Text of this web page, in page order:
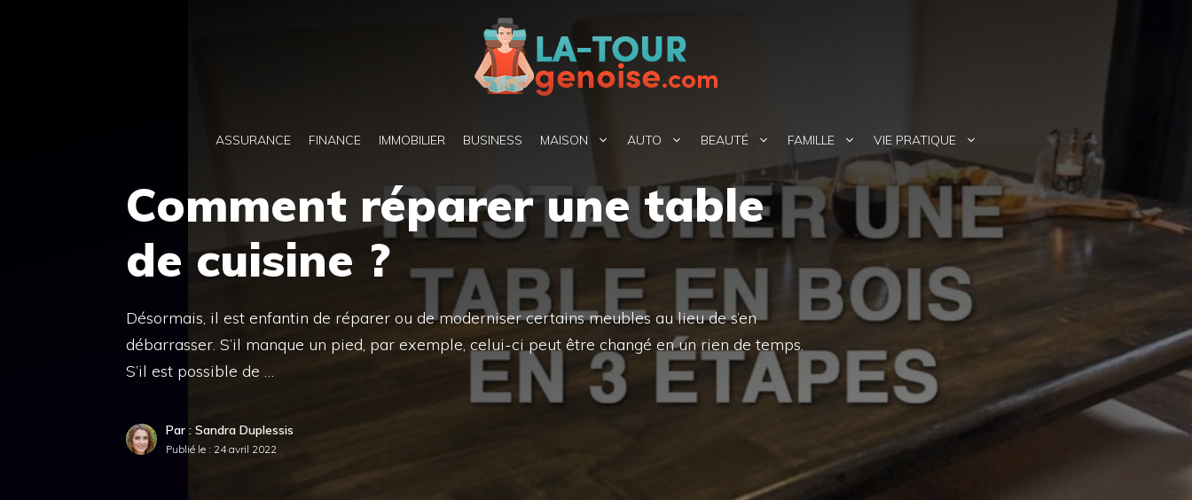
ASSURANCE FINANCE IMMOBILIER BUSINESS MAISON AUTO BEAUTÉ FAMILLE VIE PRATIQUE
Comment réparer une table
de cuisine ?
Désormais, il est enfantin de réparer ou de moderniser certains meubles au lieu de s’en
débarrasser. S’il manque un pied, par exemple, celui-ci peut être changé en un rien de temps.
S’il est possible de …
Par : Sandra Duplessis
Publié le : 24 avril 2022